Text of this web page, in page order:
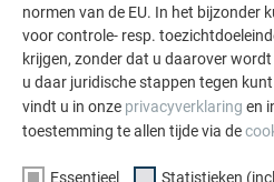
normen van de EU. In het bijzonder
voor controle- resp.
krijgen, zonder dat u daarover
u daar juridische stappen tegen
vindt u in onze privacyverklaring en
toestemming te allen tijde via de
Essentieel Statistieken